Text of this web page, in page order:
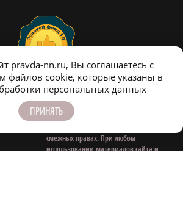
Все права на материалы, находящиеся
на сайте www.pravda-nn.ru, охраняются
в соответствии с законодательством РФ,
смежных правах. При любом
использовании материалов сайта и
pravda-nn.ru, Вы соглашаетесь с
файлов cookie, которые указаны в
персональных данных
ПРИНЯТЬ